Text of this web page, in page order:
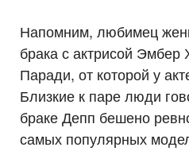
Напомним, любимец
брака с актрисой Эмбер
Паради, от которой у
Близкие к паре люди
браке Депп бешено
самых популярных